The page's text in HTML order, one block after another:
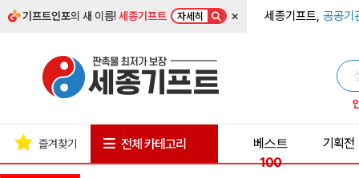
기프트인포의 새 이름!세종기프트 자세히 × 세종기프트, 공공기
즐겨찾기 전체 카테고리
베스트
100
기획전